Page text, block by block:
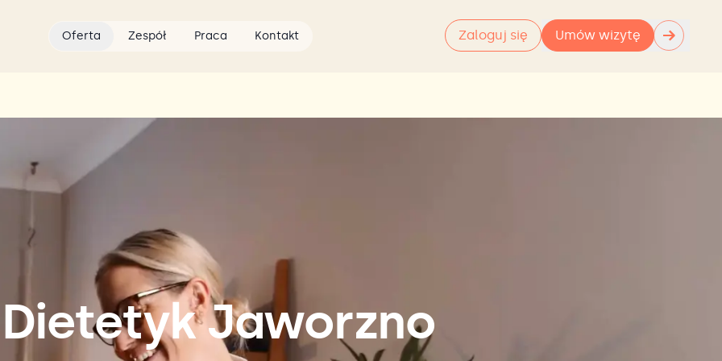
Oferta Zespół Praca Kontakt Zaloguj się Umów wizytę →
Jaworzno